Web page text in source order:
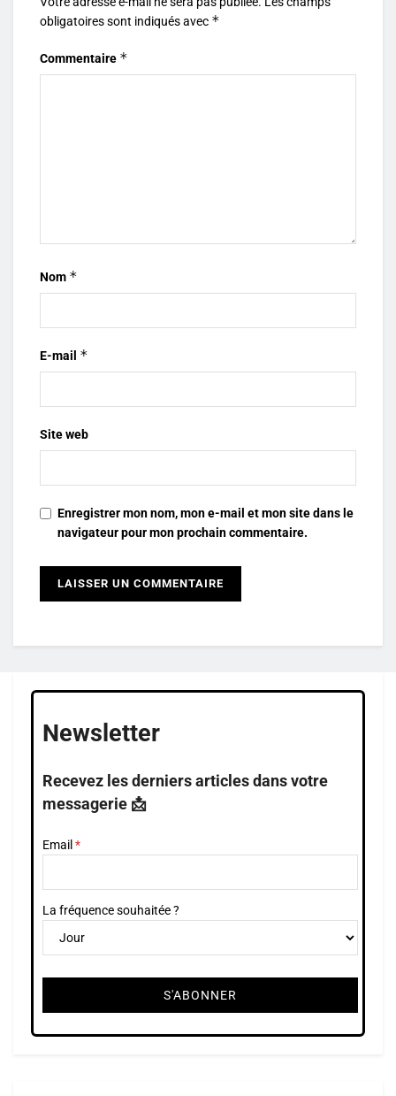
obligatoires sont indiqués avec *
Commentaire *
Nom *
E-mail *
Site web
Enregistrer mon nom, mon e-mail et mon site dans le
navigateur pour mon prochain commentaire.
Newsletter
Recevez les derniers articles dans votre
messagerie 📩
Email
La fréquence souhaitée ?